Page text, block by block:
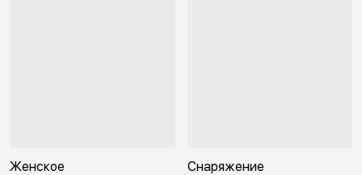
Женское Снаряжение